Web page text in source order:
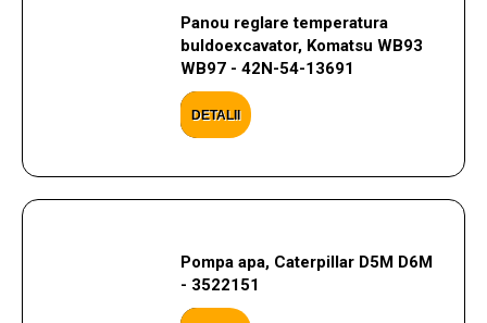
Panou reglare temperatura
buldoexcavator, Komatsu WB93
WB97 - 42N-54-13691
DETALII
Pompa apa, Caterpillar D5M D6M
- 3522151